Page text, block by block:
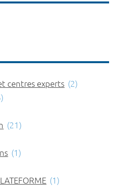
centres experts (2)
(21)
(1)
(1)